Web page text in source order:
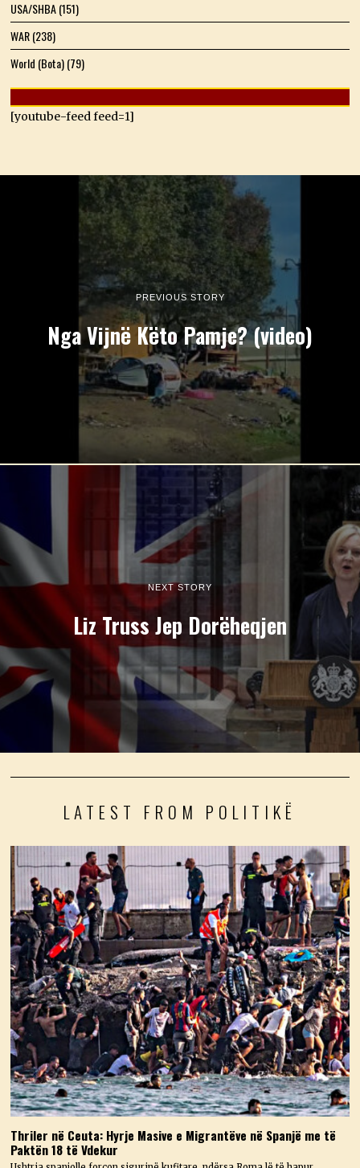
USA/SHBA(151)
WAR(238)
World (Bota)(79)
[youtube-feed feed=1]
PREVIOUS STORY
Nga Vijnë Këto Pamje? (video)
NEXT STORY
Liz Truss Jep Dorëheqjen
LATEST FROM POLITIKË
Thriler në Ceuta: Hyrje Masive e Migrantëve në Spanjë me të
Paktën 18 të Vdekur